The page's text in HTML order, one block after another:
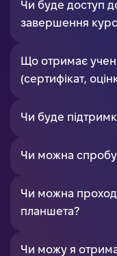
Чи буде доступ
завершення
Що отримає
(сертифікат,
Чи буде
Чи можна
Чи можна
планшета?
Чи можу я